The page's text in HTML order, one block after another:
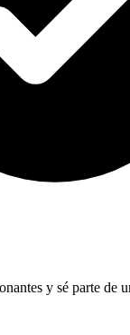
y sé parte de